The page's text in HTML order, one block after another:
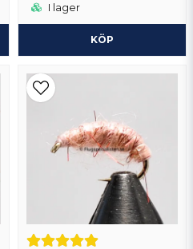
I lager
KÖP